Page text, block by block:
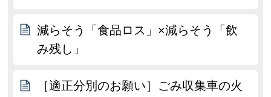
減らそう「食品ロス」×減らそう「飲
み残し」
［適正分別のお願い］ごみ収集車の火